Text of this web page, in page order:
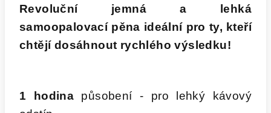
Revoluční jemná a lehká
samoopalovací pěna ideální pro ty, kteří
chtějí dosáhnout rychlého výsledku!
1 hodina působení - pro lehký kávový